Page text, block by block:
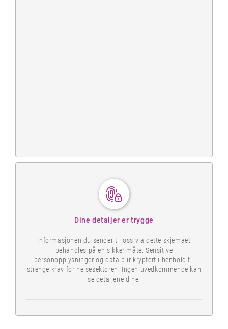
Dine detaljer er trygge
Informasjonen du sender til oss via dette skjemaet
behandles på en sikker måte. Sensitive
personopplysninger og data blir kryptert i henhold til
strenge krav for helsesektoren. Ingen uvedkommende kan
se detaljene dine.